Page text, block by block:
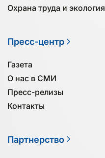
Охрана труда и экология
Пресс-центр
Газета
О нас в СМИ
Пресс-релизы
Контакты
Партнерство